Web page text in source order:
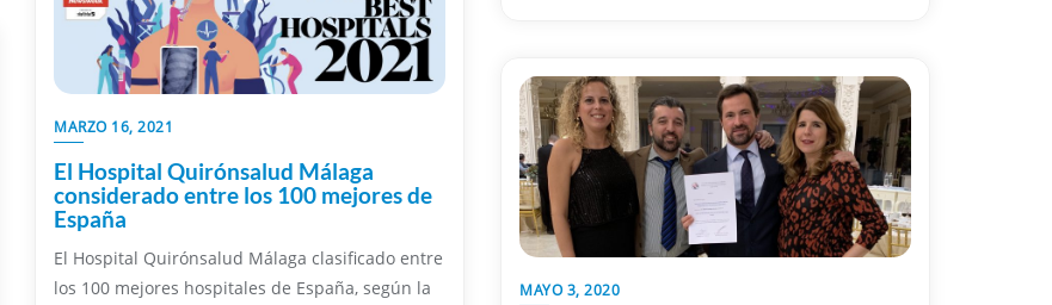
MARZO 16, 2021
El Hospital Quirónsalud Málaga
considerado entre los 100 mejores de
España
El Hospital Quirónsalud Málaga clasificado entre
los 100 mejores hospitales de España, según la
MAYO 3, 2020